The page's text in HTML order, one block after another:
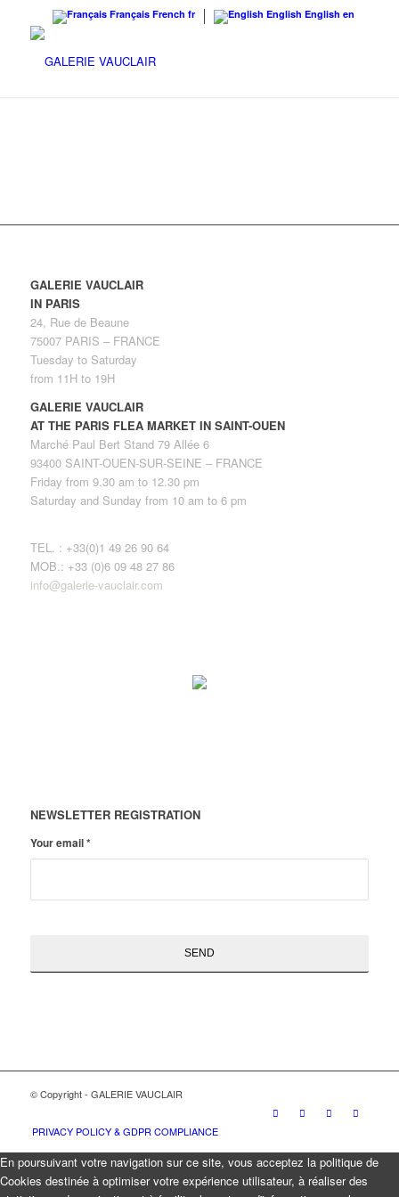
Français French fr English English en
GALERIE VAUCLAIR
IN PARIS
24, Rue de Beaune
75007 PARIS – FRANCE
Tuesday to Saturday
from 11H to 19H
GALERIE VAUCLAIR
AT THE PARIS FLEA MARKET IN SAINT-OUEN
Marché Paul Bert Stand 79 Allée 6
93400 SAINT-OUEN-SUR-SEINE – FRANCE
Friday from 9.30 am to 12.30 pm
Saturday and Sunday from 10 am to 6 pm
TEL. : +33(0)1 49 26 90 64
MOB.: +33 (0)6 09 48 27 86
info@galerie-vauclair.com
NEWSLETTER REGISTRATION
Your email*
© Copyright - GALERIE VAUCLAIR
PRIVACY POLICY & GDPR COMPLIANCE
En poursuivant votre navigation sur ce site, vous acceptez la politique de
Cookies destinée à optimiser votre expérience utilisateur, à réaliser des